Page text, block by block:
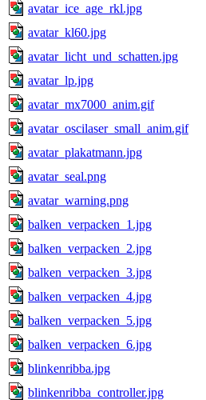
avatar_ice_age_rkl.jpg
avatar_kl60.jpg
avatar_licht_und_schatten.jpg
avatar_lp.jpg
avatar_mx7000_anim.gif
avatar_oscilaser_small_anim.gif
avatar_plakatmann.jpg
avatar_seal.png
avatar_warning.png
balken_verpacken_1.jpg
balken_verpacken_2.jpg
balken_verpacken_3.jpg
balken_verpacken_4.jpg
balken_verpacken_5.jpg
balken_verpacken_6.jpg
blinkenribba.jpg
blinkenribba_controller.jpg